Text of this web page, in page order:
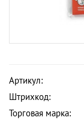
Артикул:
Штрихкод:
Торговая марка: